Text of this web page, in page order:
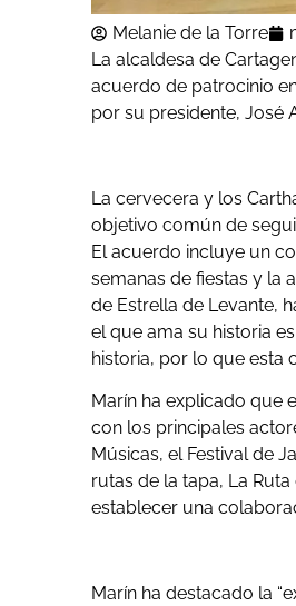
Melanie de la Torre
La alcaldesa de
acuerdo de patrocinio
por su presidente, José
La cervecera y los
objetivo común de
El acuerdo incluye un
semanas de fiestas y la
de Estrella de Levante,
el que ama su historia
historia, por lo que esta
Marín ha explicado que
con los principales
Músicas, el Festival de
rutas de la tapa, La
establecer una
Marín ha destacado la